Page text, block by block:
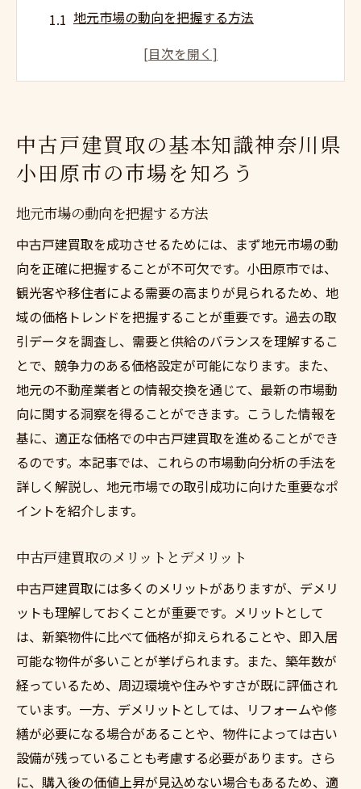
地元市場の動向を把握する方法
中古戸建買取のメリットとデメリット
市場調査を活用した買取戦略の策定
スピード査定で安心取引中古戸建買取のプロセ
スを解説
スピード査定の流れと準備のポイント
査定結果を活用した効果的な価格交渉術
透明性を確保するための重要な確認事項
査定を依頼する際の注意点とアドバイス
スピード査定が可能な業者選びのコツ
査定後のスムーズな契約手続き
適正価格を見極める中古戸建買取の査定ポイン
ト
物件の状態を正確に評価する方法
市場価格と査定価格の違いを理解する
査定額に影響を与えるリノベーションの効
競合物件との比較による価格設定のコツ
価格査定における専門家の活用法
査定後の価格見直しのタイミング
プロのアドバイスを活用する中古戸建買取の成
功法
専門家に相談する際の効果的な質問
買取における法律と規制の基礎知識
信頼できる不動産コンサルタントの選び方
専門家の意見を取り入れた戦略的なアプロ
中古戸建買取の基本知識神奈川県
小田原市の市場を知ろう
地元市場の動向を把握する方法
中古戸建買取を成功させるためには、まず地元市場の動
向を正確に把握することが不可欠です。小田原市では、
観光客や移住者による需要の高まりが見られるため、地
域の価格トレンドを把握することが重要です。過去の取
引データを調査し、需要と供給のバランスを理解するこ
とで、競争力のある価格設定が可能になります。また、
地元の不動産業者との情報交換を通じて、最新の市場動
向に関する洞察を得ることができます。こうした情報を
基に、適正な価格での中古戸建買取を進めることができ
るのです。本記事では、これらの市場動向分析の手法を
詳しく解説し、地元市場での取引成功に向けた重要なポ
イントを紹介します。
中古戸建買取のメリットとデメリット
中古戸建買取には多くのメリットがありますが、デメリ
ットも理解しておくことが重要です。メリットとして
は、新築物件に比べて価格が抑えられることや、即入居
可能な物件が多いことが挙げられます。また、築年数が
経っているため、周辺環境や住みやすさが既に評価され
ています。一方、デメリットとしては、リフォームや修
繕が必要になる場合があることや、物件によっては古い
設備が残っていることも考慮する必要があります。さら
に、購入後の価値上昇が見込めない場合もあるため、適